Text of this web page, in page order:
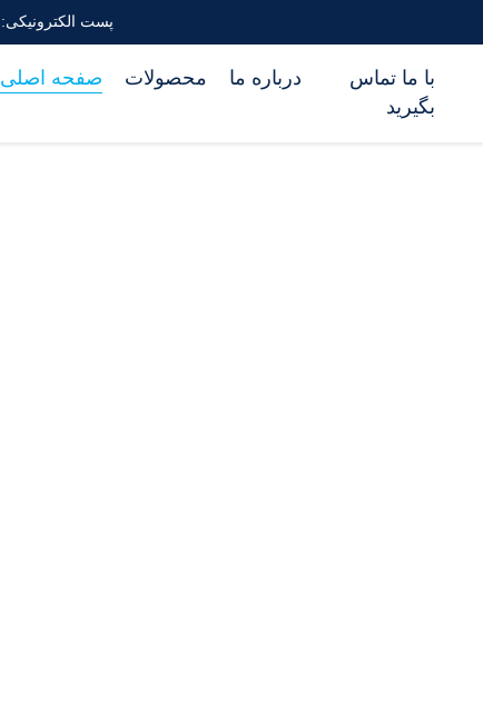
پست الکترونیکی: xinsutech2020@126.com
صفحه اصلی محصولات درباره ما
با ما تماس
بگیرید